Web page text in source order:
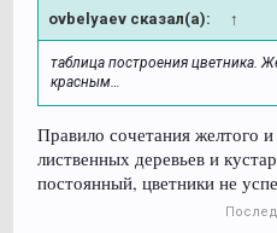
ovbelyaev сказал(а): ↑
таблица построения цветника.
красным…
Правило сочетания желтого
лиственных деревьев и
постоянный, цветники не